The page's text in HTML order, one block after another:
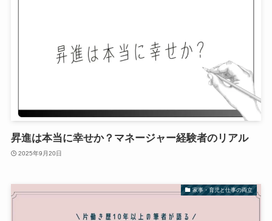
昇進は本当に幸せか？マネージャー経験者のリアル
2025年9月20日
家事・育児と仕事の両立